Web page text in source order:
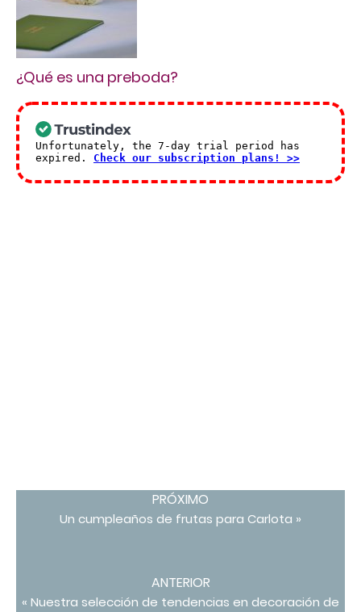
¿Qué es una preboda?
PRÓXIMO
Un cumpleaños de frutas para Carlota »
ANTERIOR
« Nuestra selección de tendencias en decoración de